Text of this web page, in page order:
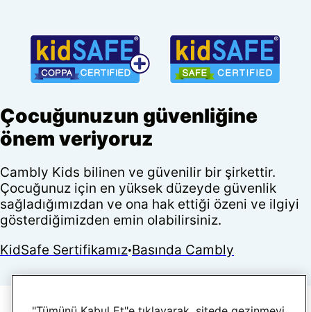
Çocuğunuzun güvenliğine
önem veriyoruz
Cambly Kids bilinen ve güvenilir bir şirkettir.
Çocuğunuz için en yüksek düzeyde güvenlik
sağladığımızdan ve ona hak ettiği özeni ve ilgiyi
gösterdiğimizden emin olabilirsiniz.
KidSafe Sertifikamız•Basında Cambly